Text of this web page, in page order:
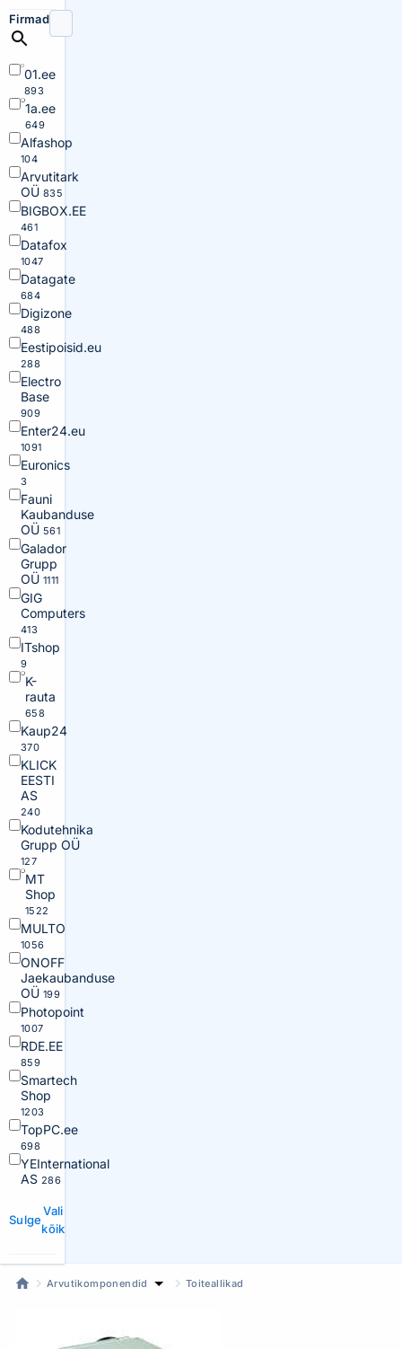
Firmad
01.ee
893
1a.ee
649
Alfashop
104
Arvutitark
OÜ 835
BIGBOX.EE
461
Datafox
1047
Datagate
684
Digizone
488
Eestipoisid.eu
288
Electro
Base
909
Enter24.eu
1091
Euronics
3
Fauni
Kaubanduse
OÜ 561
Galador
Grupp
OÜ 1111
GIG
Computers
413
ITshop
9
K-
rauta
658
Kaup24
370
KLICK
EESTI
AS
240
Kodutehnika
Grupp OÜ
127
MT
Shop
1522
MULTO
1056
ONOFF
Jaekaubanduse
OÜ 199
Photopoint
1007
RDE.EE
859
Smartech
Shop
1203
TopPC.ee
698
YEInternational
AS 286
Sulge
Vali
kõik
Arvutikomponendid Toiteallikad